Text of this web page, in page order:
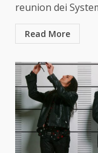
reunion dei
Read More